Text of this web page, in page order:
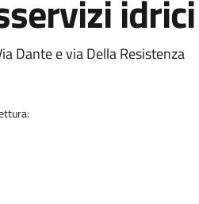
idrici
Dante e via Della Resistenza